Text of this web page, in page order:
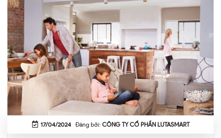
17/04/2024Đăng bởi: CÔNG TY CỔ PHẦN LUTASMART